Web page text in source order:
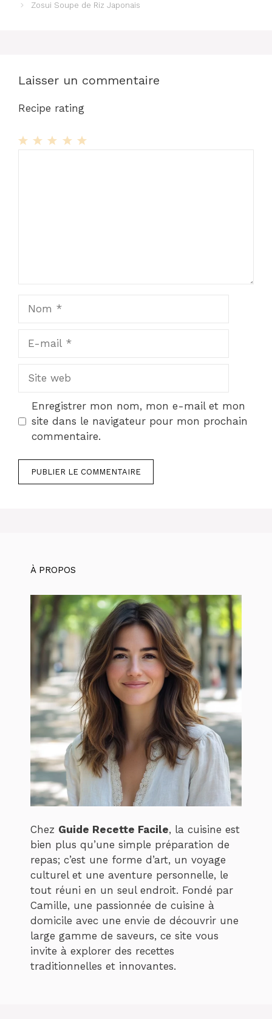
Zosui Soupe de Riz Japonais
Laisser un commentaire
Recipe rating
mail
web
Enregistrer mon nom, mon e-mail et mon
site dans le navigateur pour mon prochain
commentaire.
À PROPOS
Chez Guide Recette Facile, la cuisine est
bien plus qu’une simple préparation de
repas; c’est une forme d’art, un voyage
culturel et une aventure personnelle, le
tout réuni en un seul endroit. Fondé par
Camille, une passionnée de cuisine à
domicile avec une envie de découvrir une
large gamme de saveurs, ce site vous
invite à explorer des recettes
traditionnelles et innovantes.